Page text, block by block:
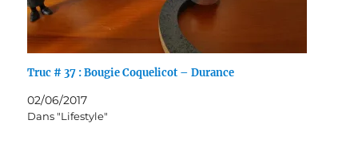
Truc # 37 : Bougie Coquelicot – Durance
02/06/2017
Dans "Lifestyle"